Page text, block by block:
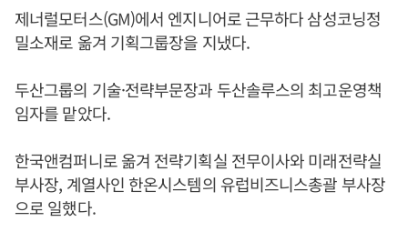
제너럴모터스(GM)에서 엔지니어로 근무하다 삼성코닝정
밀소재로 옮겨 기획그룹장을 지냈다.
두산그룹의 기술·전략부문장과 두산솔루스의 최고운영책
임자를 맡았다.
한국앤컴퍼니로 옮겨 전략기획실 전무이사와 미래전략실
부사장, 계열사인 한온시스템의 유럽비즈니스총괄 부사장
으로 일했다.